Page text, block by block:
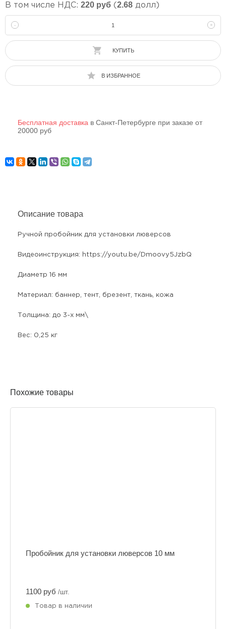
В том числе НДС: 220 руб ( 2.68 долл)
- +
КУПИТЬ
В ИЗБРАННОЕ
Бесплатная доставка в Санкт-Петербурге при заказе от
20000 руб
Описание товара
Ручной пробойник для установки люверсов
Видеоинструкция: https://youtu.be/Dmoovy5JzbQ
Диаметр 16 мм
Материал: баннер, тент, брезент, ткань, кожа
Толщина: до 3-х мм\
Вес: 0,25 кг
Похожие товары
Пробойник для установки люверсов 10 мм
1100 руб /шт.
Товар в наличии